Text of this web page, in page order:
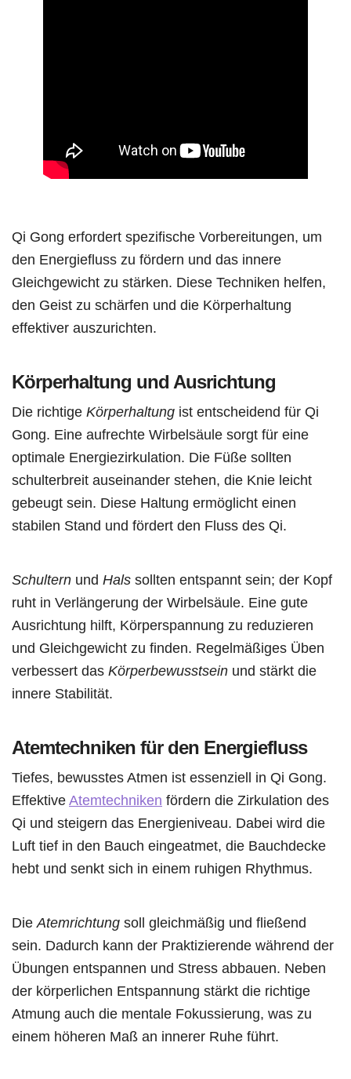
Qi Gong erfordert spezifische Vorbereitungen, um
den Energiefluss zu fördern und das innere
Gleichgewicht zu stärken. Diese Techniken helfen,
den Geist zu schärfen und die Körperhaltung
effektiver auszurichten.
Körperhaltung und Ausrichtung
Die richtige Körperhaltung ist entscheidend für Qi
Gong. Eine aufrechte Wirbelsäule sorgt für eine
optimale Energiezirkulation. Die Füße sollten
schulterbreit auseinander stehen, die Knie leicht
gebeugt sein. Diese Haltung ermöglicht einen
stabilen Stand und fördert den Fluss des Qi.
Schultern und Hals sollten entspannt sein; der Kopf
ruht in Verlängerung der Wirbelsäule. Eine gute
Ausrichtung hilft, Körperspannung zu reduzieren
und Gleichgewicht zu finden. Regelmäßiges Üben
verbessert das Körperbewusstsein und stärkt die
innere Stabilität.
Atemtechniken für den Energiefluss
Tiefes, bewusstes Atmen ist essenziell in Qi Gong.
EffektiveAtemtechniken fördern die Zirkulation des
Qi und steigern das Energieniveau. Dabei wird die
Luft tief in den Bauch eingeatmet, die Bauchdecke
hebt und senkt sich in einem ruhigen Rhythmus.
Die Atemrichtung soll gleichmäßig und fließend
sein. Dadurch kann der Praktizierende während der
Übungen entspannen und Stress abbauen. Neben
der körperlichen Entspannung stärkt die richtige
Atmung auch die mentale Fokussierung, was zu
einem höheren Maß an innerer Ruhe führt.